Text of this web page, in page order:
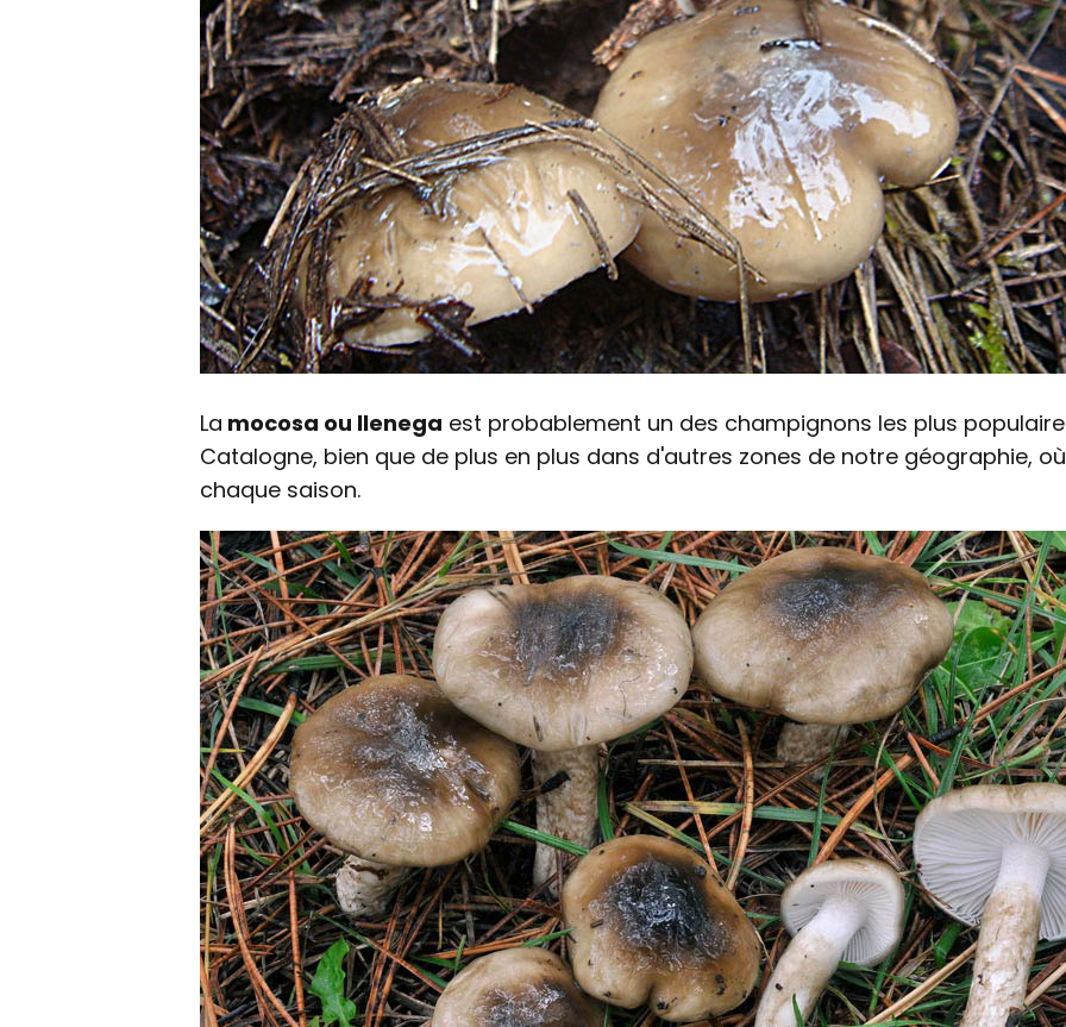
La mocosa ou llenega est probablement un des champignons les plus
Catalogne, bien que de plus en plus dans d'autres zones de notre géographie,
chaque saison.